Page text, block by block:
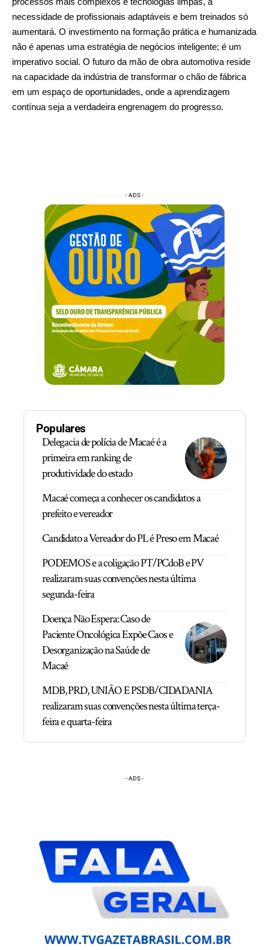
necessidade de profissionais adaptáveis e bem treinados só
aumentará. O investimento na formação prática e humanizada
não é apenas uma estratégia de negócios inteligente; é um
imperativo social. O futuro da mão de obra automotiva reside
na capacidade da indústria de transformar o chão de fábrica
em um espaço de oportunidades, onde a aprendizagem
contínua seja a verdadeira engrenagem do progresso.
- ADS -
Populares
Delegacia de polícia de Macaé é a
primeira em ranking de
produtividade do estado
Macaé começa a conhecer os candidatos a
prefeito e vereador
Candidato a Vereador do PL é Preso em Macaé
PODEMOS e a coligação PT/PCdoB e PV
realizaram suas convenções nesta última
segunda-feira
Doença Não Espera: Caso de
Paciente Oncológica Expõe Caos e
Desorganização na Saúde de
Macaé
MDB, PRD, UNIÃO E PSDB/CIDADANIA
realizaram suas convenções nesta última terça-
feira e quarta-feira
- ADS -